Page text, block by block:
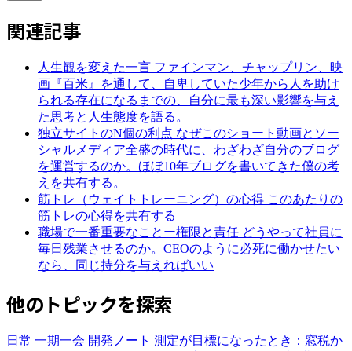
関連記事
人生観を変えた一言 ファインマン、チャップリン、映
画『百米』を通して、自卑していた少年から人を助け
られる存在になるまでの、自分に最も深い影響を与え
た思考と人生態度を語る。
独立サイトのN個の利点 なぜこのショート動画とソー
シャルメディア全盛の時代に、わざわざ自分のブログ
を運営するのか。ほぼ10年ブログを書いてきた僕の考
えを共有する。
筋トレ（ウェイトトレーニング）の心得 このあたりの
筋トレの心得を共有する
職場で一番重要なことー権限と責任 どうやって社員に
毎日残業させるのか。CEOのように必死に働かせたい
なら、同じ持分を与えればいい
他のトピックを探索
日常 一期一会 開発ノート 測定が目標になったとき：窓税か